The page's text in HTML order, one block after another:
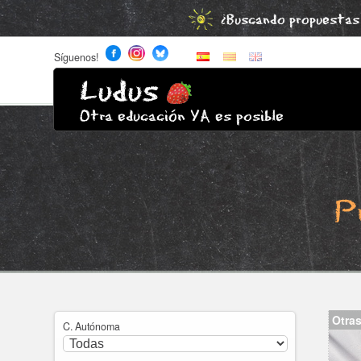
¿Buscando
Síguenos!
Ludus
Otra educación YA es posible
C. Autónoma